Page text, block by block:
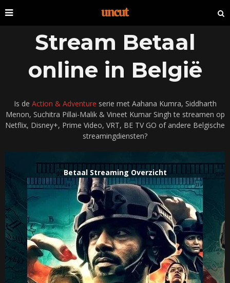
Stream Betaal
online in België
Is de Action & Adventure serie met Aahana Kumra, Siddharth
Menon, Suchitra Pillai-Malik & Vineet Kumar Singh te streamen op
Netflix, Disney+, Prime Video, VRT, BE TV GO of andere Belgische
streamingdiensten?
Betaal Streaming Overzicht